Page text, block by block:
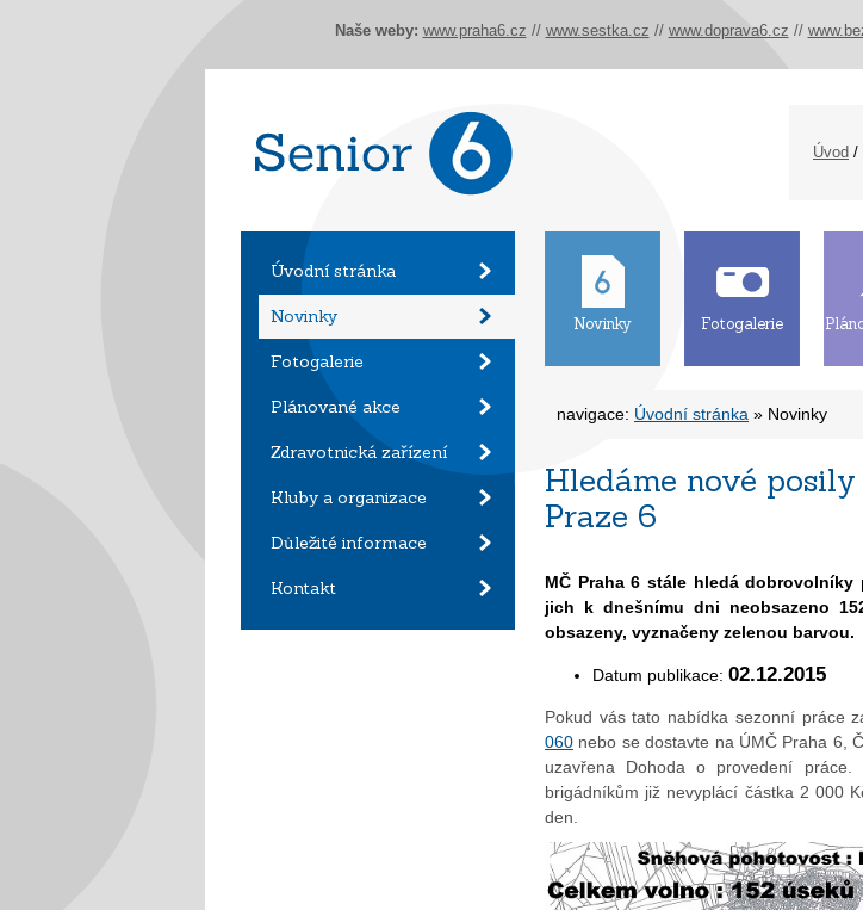
Úvod /
Úvodní stránka
Novinky
Fotogalerie
Plánované akce
Zdravotnická zařízení
Kluby a organizace
Důležité informace
Kontakt
Novinky Fotogalerie
navigace: Úvodní stránka » Novinky
Hledáme nové
Praze 6
MČ Praha 6 stále hledá
jich k dnešnímu dni neobsazeno
obsazeny, vyznačeny zelenou barvou.
Datum publikace: 02.12.2015
Pokud vás tato nabídka sezonní práce
060 nebo se dostavte na ÚMČ Praha 6,
uzavřena Dohoda o provedení
brigádníkům již nevyplácí částka 2 000
den.
Naše weby: www.praha6.cz // www.sestka.cz // www.doprava6.cz //